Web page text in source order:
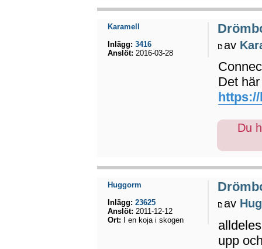
av
Det
Du
Karamell
Inlägg: 3416
Anslöt: 2016-03-28
av
upp
Huggorm
Inlägg: 23625
Anslöt: 2011-12-12
Ort: I en koja i skogen